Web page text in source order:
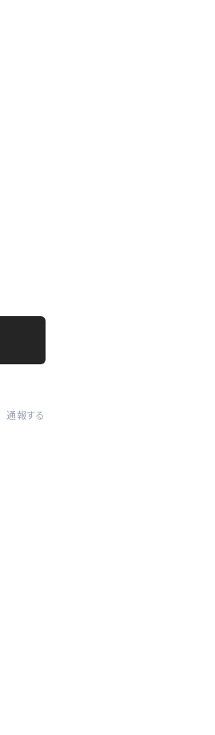
通報する